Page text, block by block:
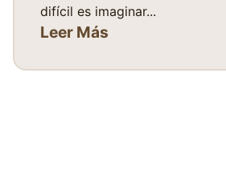
difícil es imaginar...
Leer Más